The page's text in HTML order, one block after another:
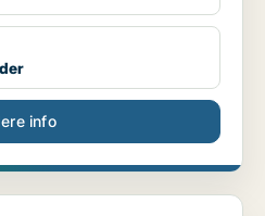
info
lager- og logistik...